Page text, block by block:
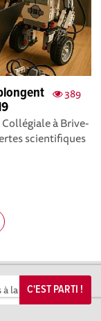
389
à Brive-
scientifiques
C'EST PARTI !